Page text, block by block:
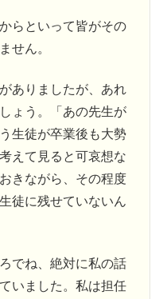
らといって皆がその
せん。
ありましたが、あれ
ょう。「あの先生が
生徒が卒業後も大勢
えて見ると可哀想な
きながら、その程度
徒に残せていないん
でね、絶対に私の話
いました。私は担任